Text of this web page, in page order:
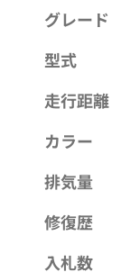
グレード
型式
走行距離
カラー
排気量
修復歴
入札数